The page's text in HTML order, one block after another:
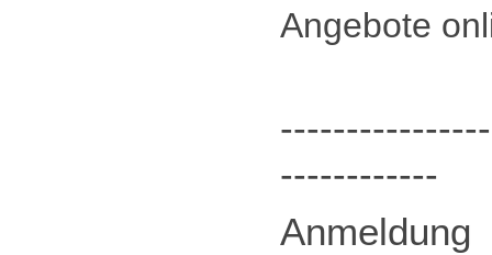
Angebote
------------